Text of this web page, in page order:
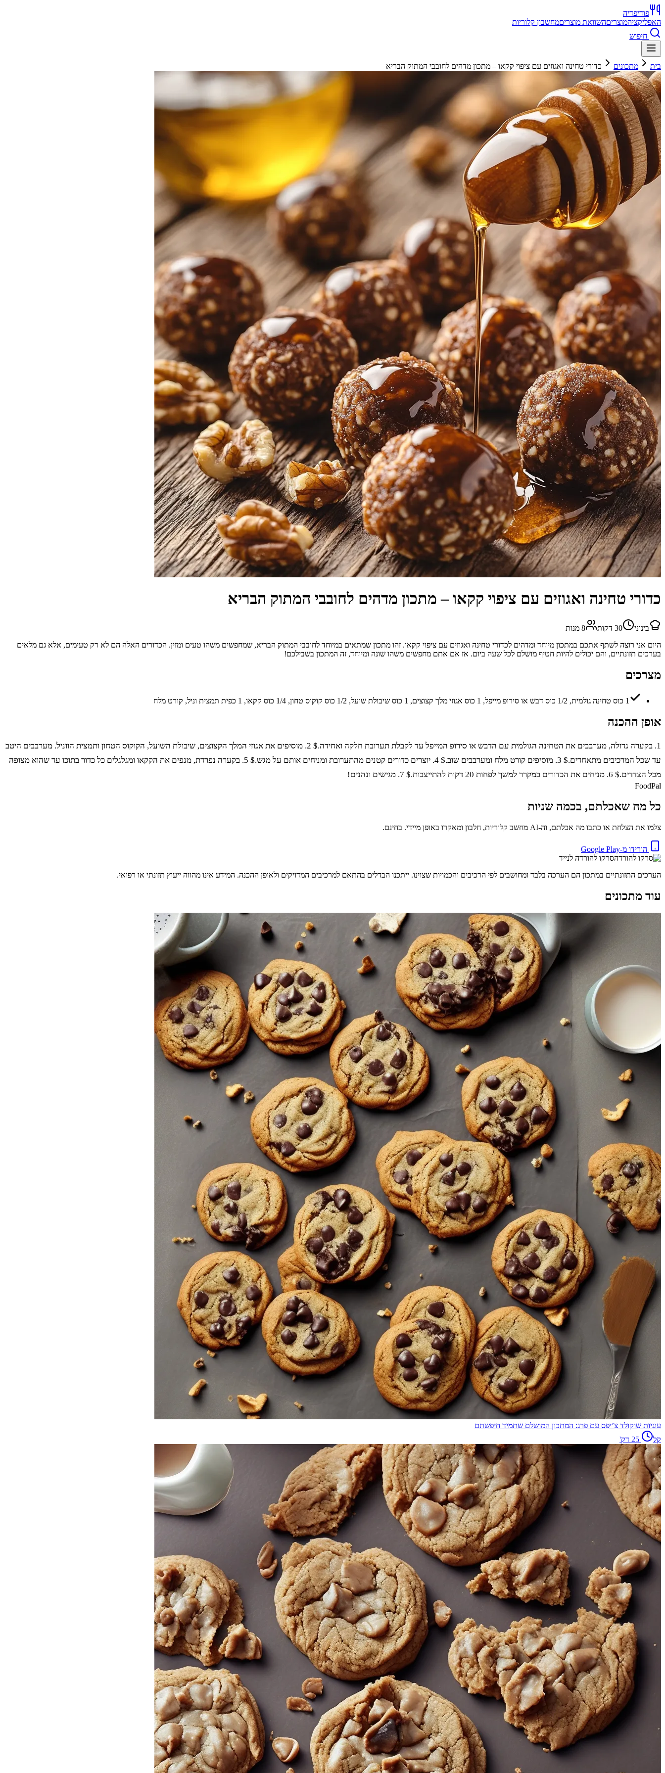
פודיפדיה
האפליקציהמוצריםהשוואת מוצריםמחשבון קלוריות
חיפוש
בית מתכונים כדורי טחינה ואגוזים עם ציפוי קקאו – מתכון מדהים לחובבי המתוק הבריא
כדורי טחינה ואגוזים עם ציפוי קקאו – מתכון מדהים לחובבי המתוק הבריא
בינוני 30 דקות 8 מנות
היום אני רוצה לשתף אתכם במתכון מיוחד ומדהים לכדורי טחינה ואגוזים עם ציפוי קקאו. זהו מתכון שמתאים במיוחד לחובבי המתוק הבריא, שמחפשים משהו טעים ומזין. הכדורים האלה הם לא רק טעימים, אלא גם מלאים
בערכים תזונתיים, והם יכולים להיות חטיף מושלם לכל שעה ביום. אז אם אתם מחפשים משהו שונה ומיוחד, זה המתכון בשבילכם!
מצרכים
1 כוס טחינה גולמית, 1/2 כוס דבש או סירופ מייפל, 1 כוס אגוזי מלך קצוצים, 1 כוס שיבולת שועל, 1/2 כוס קוקוס טחון, 1/4 כוס קקאו, 1 כפית תמצית וניל, קורט מלח
אופן ההכנה
1. בקערה גדולה, מערבבים את הטחינה הגולמית עם הדבש או סירופ המייפל עד לקבלת תערובת חלקה ואחידה.$ 2. מוסיפים את אגוזי המלך הקצוצים, שיבולת השועל, הקוקוס הטחון ותמצית הווניל. מערבבים היטב
עד שכל המרכיבים מתאחדים.$ 3. מוסיפים קורט מלח ומערבבים שוב.$ 4. יוצרים כדורים קטנים מהתערובת ומניחים אותם על מגש.$ 5. בקערה נפרדת, מנפים את הקקאו ומגלגלים כל כדור בתוכו עד שהוא מצופה
מכל הצדדים.$ 6. מניחים את הכדורים במקרר למשך לפחות 20 דקות להתייצבות.$ 7. מגישים ונהנים!
FoodPal
כל מה שאכלתם, בכמה שניות
צלמו את הצלחת או כתבו מה אכלתם, וה-AI מחשב קלוריות, חלבון ומאקרו באופן מיידי. בחינם.
הורידו מ-Google Play
סרקו להורדה לנייד
הערכים התזונתיים במתכון הם הערכה בלבד ומחושבים לפי הרכיבים והכמויות שצוינו. ייתכנו הבדלים בהתאם למרכיבים המדויקים ולאופן ההכנה. המידע אינו מהווה ייעוץ תזונתי או רפואי.
עוד מתכונים
עוגיות שוקולד צ’יפס עם פרג: המתכון המושלם שתמיד חיפשתם
קל
25 דק'